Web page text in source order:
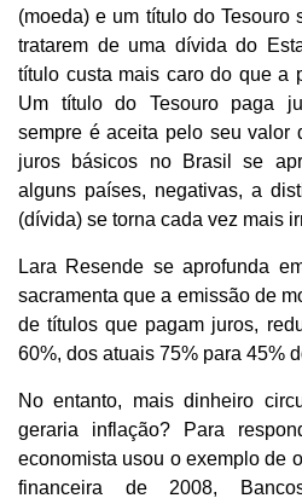
(moeda) e um título do Tesouro
tratarem de uma dívida do
título custa mais caro do que a
Um título do Tesouro paga
sempre é aceita pelo seu valor
juros básicos no Brasil se
alguns países, negativas, a
(dívida) se torna cada vez mais
Lara Resende se aprofunda
sacramenta que a emissão de
de títulos que pagam juros,
60%, dos atuais 75% para 45%
No entanto, mais dinheiro
geraria inflação? Para
economista usou o exemplo de
financeira de 2008,